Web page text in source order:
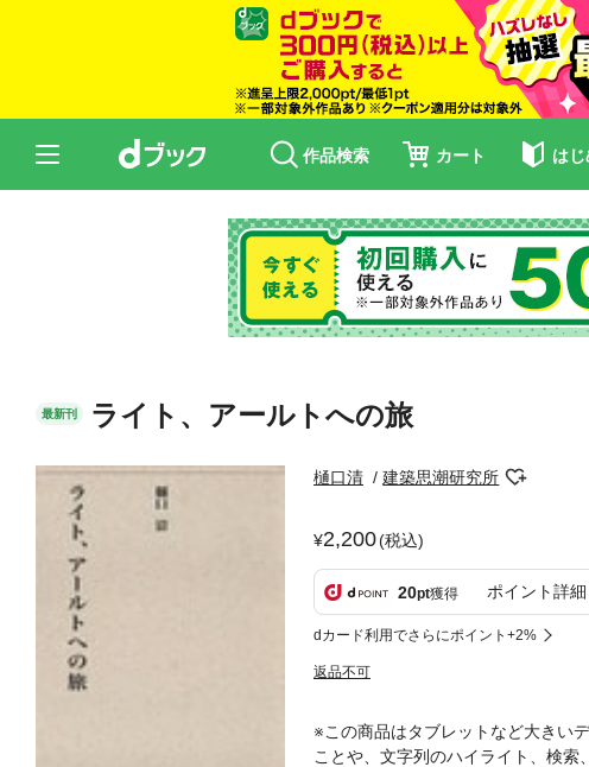
作品検索 カート は
最新刊 ライト、アールトへの旅
樋口清 建築思潮研究所
2,200(税込)
20pt獲得 ポイント詳細
dカード利用でさらにポイント+2%
返品不可
※この商品はタブレットなど大きい
ことや、文字列のハイライト、検索